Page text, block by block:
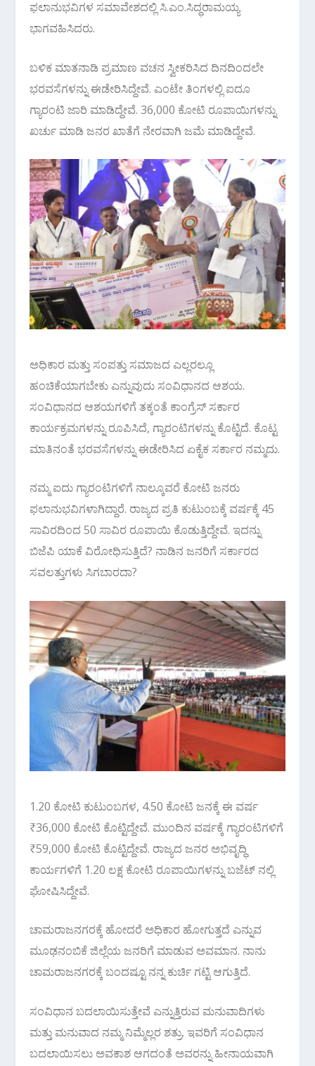
ಫಲಾನುಭವಿಗಳ ಸಮಾವೇಶದಲ್ಲಿ ಸಿ.ಎಂ.ಸಿದ್ಧರಾಮಯ್ಯ
ಭಾಗವಹಿಸಿದರು.
ಬಳಿಕ ಮಾತನಾಡಿ ಪ್ರಮಾಣ ವಚನ ಸ್ವೀಕರಿಸಿದ ದಿನದಿಂದಲೇ
ಭರವಸೆಗಳನ್ನು ಈಡೇರಿಸಿದ್ದೇವೆ. ಎಂಟೇ ತಿಂಗಳಲ್ಲಿ ಐದೂ
ಗ್ಯಾರಂಟಿ ಜಾರಿ ಮಾಡಿದ್ದೇವೆ. 36,000 ಕೋಟಿ ರೂಪಾಯಿಗಳನ್ನು
ಖರ್ಚು ಮಾಡಿ ಜನರ ಖಾತೆಗೆ ನೇರವಾಗಿ ಜಮೆ ಮಾಡಿದ್ದೇವೆ.
ಅಧಿಕಾರ ಮತ್ತು ಸಂಪತ್ತು ಸಮಾಜದ ಎಲ್ಲರಲ್ಲೂ
ಹಂಚಿಕೆಯಾಗಬೇಕು ಎನ್ನುವುದು ಸಂವಿಧಾನದ ಆಶಯ.
ಸಂವಿಧಾನದ ಆಶಯಗಳಿಗೆ ತಕ್ಕಂತೆ ಕಾಂಗ್ರೆಸ್ ಸರ್ಕಾರ
ಕಾರ್ಯಕ್ರಮಗಳನ್ನು ರೂಪಿಸಿದೆ, ಗ್ಯಾರಂಟಿಗಳನ್ನು ಕೊಟ್ಟಿದೆ. ಕೊಟ್ಟ
ಮಾತಿನಂತೆ ಭರವಸೆಗಳನ್ನು ಈಡೇರಿಸಿದ ಏಕೈಕ ಸರ್ಕಾರ ನಮ್ಮದು.
ನಮ್ಮ ಐದು ಗ್ಯಾರಂಟಿಗಳಿಗೆ ನಾಲ್ಕೂವರೆ ಕೋಟಿ ಜನರು
ಫಲಾನುಭವಿಗಳಾಗಿದ್ದಾರೆ. ರಾಜ್ಯದ ಪ್ರತಿ ಕುಟುಂಬಕ್ಕೆ ವರ್ಷಕ್ಕೆ 45
ಸಾವಿರದಿಂದ 50 ಸಾವಿರ ರೂಪಾಯಿ ಕೊಡುತ್ತಿದ್ದೇವೆ. ಇದನ್ನು
ಬಿಜೆಪಿ ಯಾಕೆ ವಿರೋಧಿಸುತ್ತಿದೆ? ನಾಡಿನ ಜನರಿಗೆ ಸರ್ಕಾರದ
ಸವಲತ್ತುಗಳು ಸಿಗಬಾರದಾ?
1.20 ಕೋಟಿ ಕುಟುಂಬಗಳ, 4.50 ಕೋಟಿ ಜನಕ್ಕೆ ಈ ವರ್ಷ
₹36,000 ಕೋಟಿ ಕೊಟ್ಟಿದ್ದೇವೆ. ಮುಂದಿನ ವರ್ಷಕ್ಕೆ ಗ್ಯಾರಂಟಿಗಳಿಗೆ
₹59,000 ಕೋಟಿ ಕೊಟ್ಟಿದ್ದೇವೆ. ರಾಜ್ಯದ ಜನರ ಅಭಿವೃದ್ಧಿ
ಕಾರ್ಯಗಳಿಗೆ 1.20 ಲಕ್ಷ ಕೋಟಿ ರೂಪಾಯಿಗಳನ್ನು ಬಜೆಟ್ ನಲ್ಲಿ
ಘೋಷಿಸಿದ್ದೇವೆ.
ಚಾಮರಾಜನಗರಕ್ಕೆ ಹೋದರೆ ಅಧಿಕಾರ ಹೋಗುತ್ತದೆ ಎನ್ನುವ
ಮೂಢನಂಬಿಕೆ ಜಿಲ್ಲೆಯ ಜನರಿಗೆ ಮಾಡುವ ಅವಮಾನ. ನಾನು
ಚಾಮರಾಜನಗರಕ್ಕೆ ಬಂದಷ್ಟೂ ನನ್ನ ಕುರ್ಚಿ ಗಟ್ಟಿ ಆಗುತ್ತಿದೆ.
ಸಂವಿಧಾನ ಬದಲಾಯಿಸುತ್ತೇವೆ ಎನ್ನುತ್ತಿರುವ ಮನುವಾದಿಗಳು
ಮತ್ತು ಮನುವಾದ ನಮ್ಮ ನಿಮ್ಮೆಲ್ಲರ ಶತ್ರು. ಇವರಿಗೆ ಸಂವಿಧಾನ
ಬದಲಾಯಿಸಲು ಅವಕಾಶ ಆಗದಂತೆ ಅವರನ್ನು ಹೀನಾಯವಾಗಿ